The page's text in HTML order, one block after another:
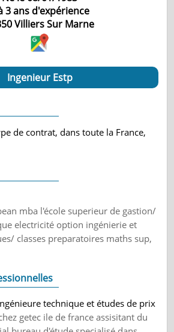
3 ans d'expérience
Villiers Sur Marne
Ingenieur Estp
de contrat, dans toute la France,
mba l'école superieur de gastion/
electricité option ingénierie et
classes preparatoires maths sup,
technique et études de prix
getec ile de france assisitant du